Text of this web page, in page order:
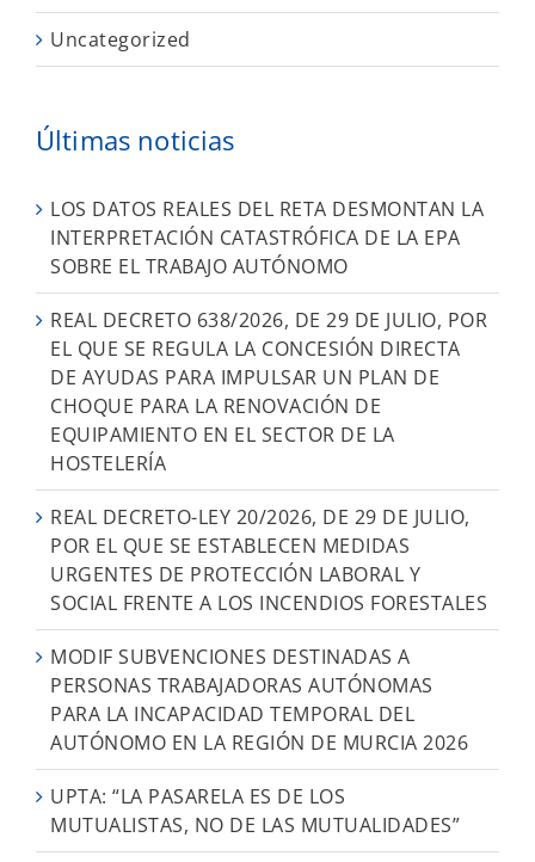
Uncategorized
Últimas noticias
LOS DATOS REALES DEL RETA DESMONTAN LA
INTERPRETACIÓN CATASTRÓFICA DE LA EPA
SOBRE EL TRABAJO AUTÓNOMO
REAL DECRETO 638/2026, DE 29 DE JULIO, POR
EL QUE SE REGULA LA CONCESIÓN DIRECTA
DE AYUDAS PARA IMPULSAR UN PLAN DE
CHOQUE PARA LA RENOVACIÓN DE
EQUIPAMIENTO EN EL SECTOR DE LA
HOSTELERÍA
REAL DECRETO-LEY 20/2026, DE 29 DE JULIO,
POR EL QUE SE ESTABLECEN MEDIDAS
URGENTES DE PROTECCIÓN LABORAL Y
SOCIAL FRENTE A LOS INCENDIOS FORESTALES
MODIF SUBVENCIONES DESTINADAS A
PERSONAS TRABAJADORAS AUTÓNOMAS
PARA LA INCAPACIDAD TEMPORAL DEL
AUTÓNOMO EN LA REGIÓN DE MURCIA 2026
UPTA: “LA PASARELA ES DE LOS
MUTUALISTAS, NO DE LAS MUTUALIDADES”